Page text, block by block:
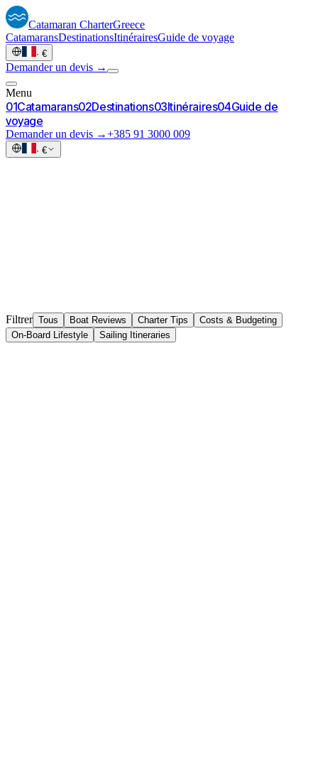
Catamaran CharterGreece
CatamaransDestinationsItinérairesGuide de voyage
· €
Demander un devis →
Menu
01Catamarans02Destinations03Itinéraires04Guide de
voyage
Demander un devis →+385 91 3000 009
· €
Filtrer Tous Boat Reviews Charter Tips
Costs & Budgeting
On-Board Lifestyle
Sailing Itineraries